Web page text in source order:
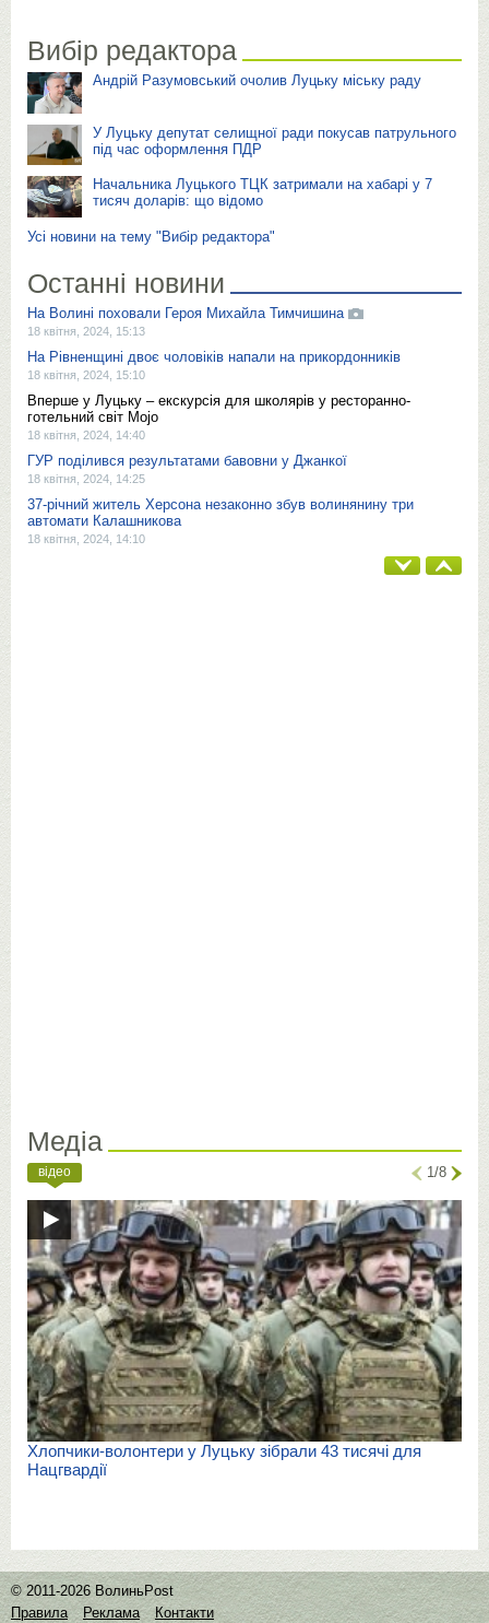
Вибір редактора
Андрій Разумовський очолив Луцьку міську раду
У Луцьку депутат селищної ради покусав патрульного
під час оформлення ПДР
Начальника Луцького ТЦК затримали на хабарі у 7
тисяч доларів: що відомо
Усі новини на тему "Вибір редактора"
Останні новини
На Волині поховали Героя Михайла Тимчишина
18 квітня, 2024, 15:13
На Рівненщині двоє чоловіків напали на прикордонників
18 квітня, 2024, 15:10
Вперше у Луцьку – екскурсія для школярів у ресторанно-
готельний світ Mojo
18 квітня, 2024, 14:40
ГУР поділився результатами бавовни у Джанкої
18 квітня, 2024, 14:25
37-річний житель Херсона незаконно збув волинянину три
автомати Калашникова
18 квітня, 2024, 14:10
Медіа
відео 1/8
Хлопчики-волонтери у Луцьку зібрали 43 тисячі для
Нацгвардії
© 2011-2026 ВолиньPost
Правила
Реклама Контакти